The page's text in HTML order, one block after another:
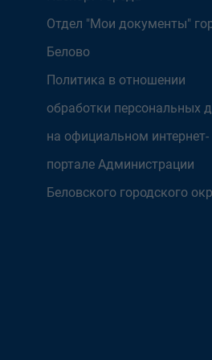
Отдел "Мои документы"
Белово
Политика в отношении
обработки персональных
на официальном интернет-
портале Администрации
Беловского городского